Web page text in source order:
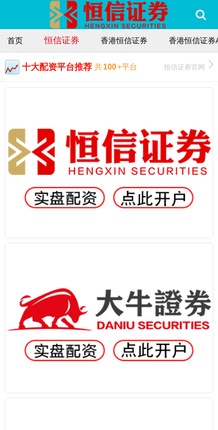
首页 恒信证券 香港恒信证券 香港恒信证券
十大配资平台推荐 共100+平台 恒信证券官网